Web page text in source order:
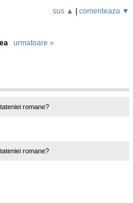
sus ▲
comenteaza ▼
urmatoare »
romane?
romane?